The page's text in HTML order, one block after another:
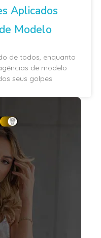
Aplicados
Modelo
de todos, enquanto
de modelo
seus golpes